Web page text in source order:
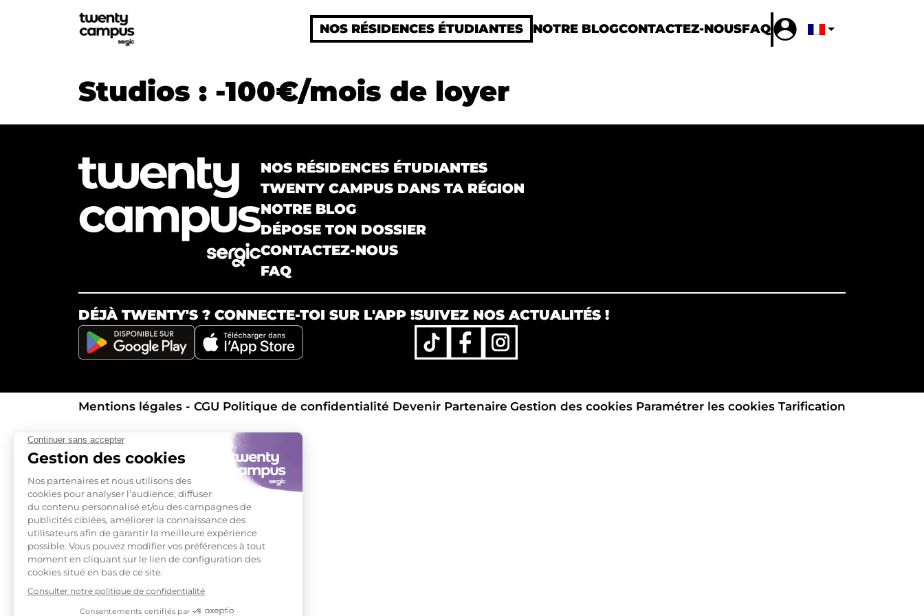
NOS RÉSIDENCES ÉTUDIANTES NOTRE BLOGCONTACTEZ-NOUSFAQ
Studios : -100€/mois de loyer
NOS RÉSIDENCES ÉTUDIANTES
TWENTY CAMPUS DANS TA RÉGION
NOTRE BLOG
DÉPOSE TON DOSSIER
CONTACTEZ-NOUS
FAQ
DÉJÀ TWENTY'S ? CONNECTE-TOI SUR L'APP !SUIVEZ NOS ACTUALITÉS !
Mentions légales - CGU Politique de confidentialité Devenir Partenaire Gestion des cookies Paramétrer les cookies Tarification